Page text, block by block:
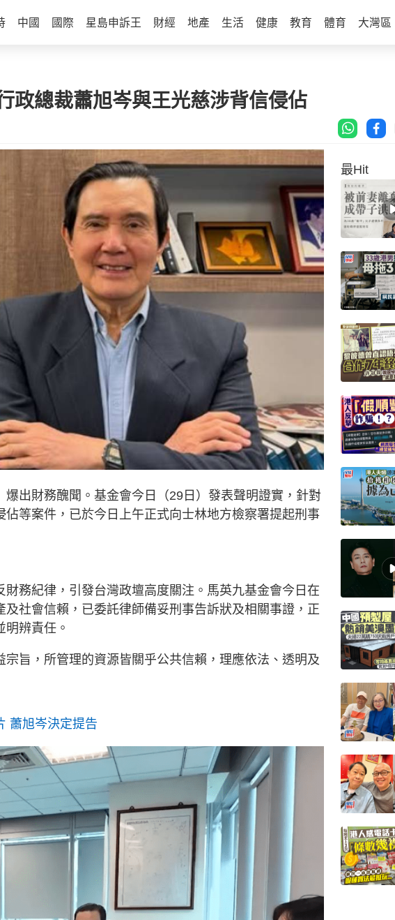
中國 國際 星島申訴王 財經 地產 生活 健康 教育 體育 大灣區
政總裁蕭旭岑與王光慈涉背信侵佔
出財務醜聞。基金會今日（29日）發表聲明證實，針對
等案件，已於今日上午正式向士林地方檢察署提起刑事
務紀律，引發台灣政壇高度關注。馬英九基金會今日在
社會信賴，已委託律師備妥刑事告訴狀及相關事證，正
辨責任。
旨，所管理的資源皆關乎公共信賴，理應依法、透明及
蕭旭岑決定提告
最Hit